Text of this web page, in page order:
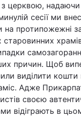
Лайт
Інциденти
Туризм
Погода
церквою, надаючи
сесії ми
на протипожежні
причин. Щоб
виділити кошти
Адже
своєю
відіграють в